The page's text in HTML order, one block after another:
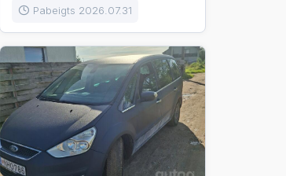
Pabeigts 2026.07.31